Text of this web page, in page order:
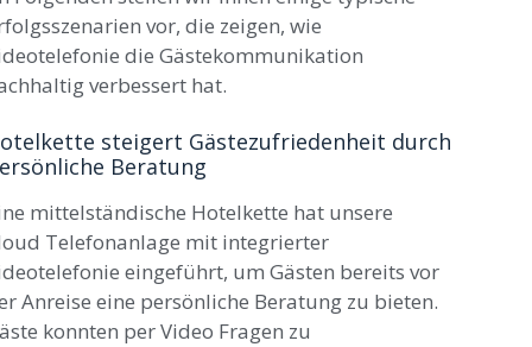
vor, die zeigen, wie
die Gästekommunikation
verbessert hat.
steigert Gästezufriedenheit durch
Beratung
mittelständische Hotelkette hat unsere
Telefonanlage mit integrierter
eingeführt, um Gästen bereits vor
Anreise eine persönliche Beratung zu bieten.
konnten per Video Fragen zu